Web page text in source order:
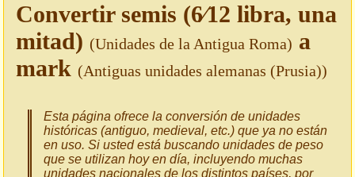
Convertir semis (6⁄12 libra, una
mitad) (Unidades de la Antigua Roma) a
mark (Antiguas unidades alemanas (Prusia))
Esta página ofrece la conversión de unidades
históricas (antiguo, medieval, etc.) que ya no están
en uso. Si usted está buscando unidades de peso
que se utilizan hoy en día, incluyendo muchas
unidades nacionales de los distintos países, por